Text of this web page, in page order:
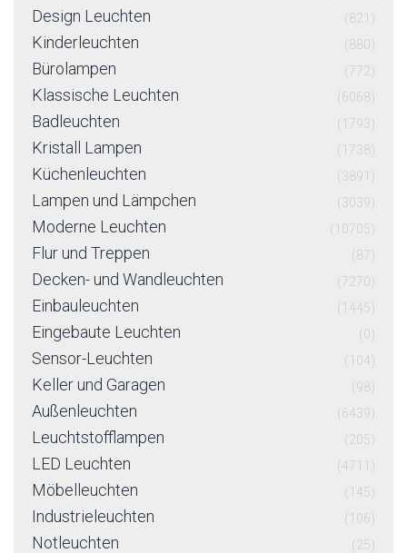
Design Leuchten (821)
Kinderleuchten (880)
Bürolampen (772)
Klassische Leuchten (6068)
Badleuchten (1793)
Kristall Lampen (1738)
Küchenleuchten (3891)
Lampen und Lämpchen (3039)
Moderne Leuchten (10705)
Flur und Treppen (87)
Decken- und Wandleuchten (7270)
Einbauleuchten (1445)
Eingebaute Leuchten (0)
Sensor-Leuchten (104)
Keller und Garagen (98)
Außenleuchten (6439)
Leuchtstofflampen (205)
LED Leuchten (4711)
Möbelleuchten (145)
Industrieleuchten (106)
Notleuchten (25)